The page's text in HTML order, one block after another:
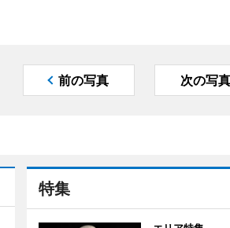
前の写真 次の写真
特集